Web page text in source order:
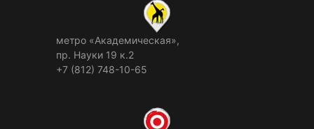
метро «Академическая»,
пр. Науки 19 к.2
+7 (812) 748-10-65